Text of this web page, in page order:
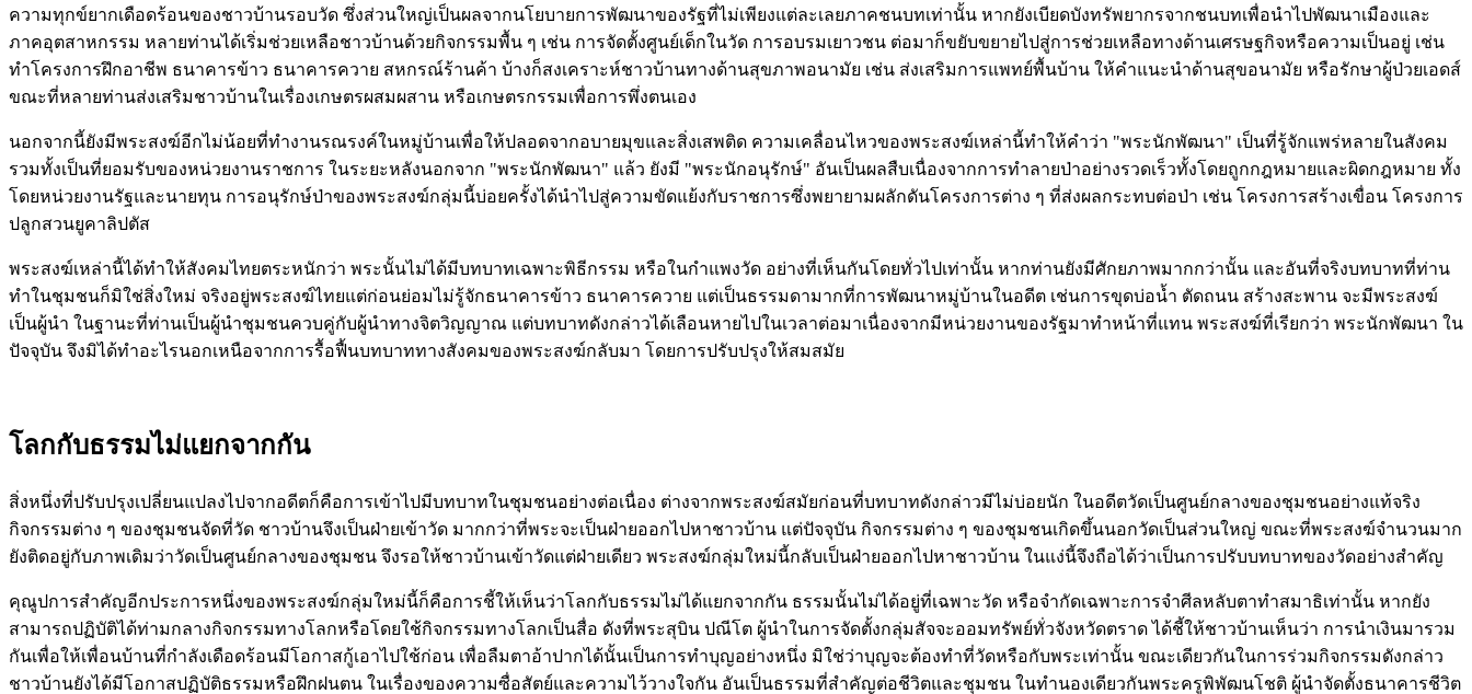
ความทุกข์ยากเดือดร้อนของชาวบ้านรอบวัด ซึ่งส่วนใหญ่เป็นผลจากนโยบายการพัฒนาของรัฐที่ไม่เพียงแต่ละเลยภาคชนบทเท่านั้น หากยังเบียดบังทรัพยากรจากชนบทเพื่อนำไปพัฒนาเมืองและ
ภาคอุตสาหกรรม หลายท่านได้เริ่มช่วยเหลือชาวบ้านด้วยกิจกรรมพื้น ๆ เช่น การจัดตั้งศูนย์เด็กในวัด การอบรมเยาวชน ต่อมาก็ขยับขยายไปสู่การช่วยเหลือทางด้านเศรษฐกิจหรือความเป็นอยู่ เช่น
ทำโครงการฝึกอาชีพ ธนาคารข้าว ธนาคารควาย สหกรณ์ร้านค้า บ้างก็สงเคราะห์ชาวบ้านทางด้านสุขภาพอนามัย เช่น ส่งเสริมการแพทย์พื้นบ้าน ให้คำแนะนำด้านสุขอนามัย หรือรักษาผู้ป่วยเอดส์
ขณะที่หลายท่านส่งเสริมชาวบ้านในเรื่องเกษตรผสมผสาน หรือเกษตรกรรมเพื่อการพึ่งตนเอง
นอกจากนี้ยังมีพระสงฆ์อีกไม่น้อยที่ทำงานรณรงค์ในหมู่บ้านเพื่อให้ปลอดจากอบายมุขและสิ่งเสพติด ความเคลื่อนไหวของพระสงฆ์เหล่านี้ทำให้คำว่า "พระนักพัฒนา" เป็นที่รู้จักแพร่หลายในสังคม
รวมทั้งเป็นที่ยอมรับของหน่วยงานราชการ ในระยะหลังนอกจาก "พระนักพัฒนา" แล้ว ยังมี "พระนักอนุรักษ์" อันเป็นผลสืบเนื่องจากการทำลายป่าอย่างรวดเร็วทั้งโดยถูกกฎหมายและผิดกฎหมาย ทั้ง
โดยหน่วยงานรัฐและนายทุน การอนุรักษ์ป่าของพระสงฆ์กลุ่มนี้บ่อยครั้งได้นำไปสู่ความขัดแย้งกับราชการซึ่งพยายามผลักดันโครงการต่าง ๆ ที่ส่งผลกระทบต่อป่า เช่น โครงการสร้างเขื่อน โครงการ
ปลูกสวนยูคาลิปตัส
พระสงฆ์เหล่านี้ได้ทำให้สังคมไทยตระหนักว่า พระนั้นไม่ได้มีบทบาทเฉพาะพิธีกรรม หรือในกำแพงวัด อย่างที่เห็นกันโดยทั่วไปเท่านั้น หากท่านยังมีศักยภาพมากกว่านั้น และอันที่จริงบทบาทที่ท่าน
ทำในชุมชนก็มิใช่สิ่งใหม่ จริงอยู่พระสงฆ์ไทยแต่ก่อนย่อมไม่รู้จักธนาคารข้าว ธนาคารควาย แต่เป็นธรรมดามากที่การพัฒนาหมู่บ้านในอดีต เช่นการขุดบ่อน้ำ ตัดถนน สร้างสะพาน จะมีพระสงฆ์
เป็นผู้นำ ในฐานะที่ท่านเป็นผู้นำชุมชนควบคู่กับผู้นำทางจิตวิญญาณ แต่บทบาทดังกล่าวได้เลือนหายไปในเวลาต่อมาเนื่องจากมีหน่วยงานของรัฐมาทำหน้าที่แทน พระสงฆ์ที่เรียกว่า พระนักพัฒนา ใน
ปัจจุบัน จึงมิได้ทำอะไรนอกเหนือจากการรื้อฟื้นบทบาททางสังคมของพระสงฆ์กลับมา โดยการปรับปรุงให้สมสมัย
โลกกับธรรมไม่แยกจากกัน
สิ่งหนึ่งที่ปรับปรุงเปลี่ยนแปลงไปจากอดีตก็คือการเข้าไปมีบทบาทในชุมชนอย่างต่อเนื่อง ต่างจากพระสงฆ์สมัยก่อนที่บทบาทดังกล่าวมีไม่บ่อยนัก ในอดีตวัดเป็นศูนย์กลางของชุมชนอย่างแท้จริง
กิจกรรมต่าง ๆ ของชุมชนจัดที่วัด ชาวบ้านจึงเป็นฝ่ายเข้าวัด มากกว่าที่พระจะเป็นฝ่ายออกไปหาชาวบ้าน แต่ปัจจุบัน กิจกรรมต่าง ๆ ของชุมชนเกิดขึ้นนอกวัดเป็นส่วนใหญ่ ขณะที่พระสงฆ์จำนวนมาก
ยังติดอยู่กับภาพเดิมว่าวัดเป็นศูนย์กลางของชุมชน จึงรอให้ชาวบ้านเข้าวัดแต่ฝ่ายเดียว พระสงฆ์กลุ่มใหม่นี้กลับเป็นฝ่ายออกไปหาชาวบ้าน ในแง่นี้จึงถือได้ว่าเป็นการปรับบทบาทของวัดอย่างสำคัญ
คุณูปการสำคัญอีกประการหนึ่งของพระสงฆ์กลุ่มใหม่นี้ก็คือการชี้ให้เห็นว่าโลกกับธรรมไม่ได้แยกจากกัน ธรรมนั้นไม่ได้อยู่ที่เฉพาะวัด หรือจำกัดเฉพาะการจำศีลหลับตาทำสมาธิเท่านั้น หากยัง
สามารถปฏิบัติได้ท่ามกลางกิจกรรมทางโลกหรือโดยใช้กิจกรรมทางโลกเป็นสื่อ ดังที่พระสุบิน ปณีโต ผู้นำในการจัดตั้งกลุ่มสัจจะออมทรัพย์ทั่วจังหวัดตราด ได้ชี้ให้ชาวบ้านเห็นว่า การนำเงินมารวม
กันเพื่อให้เพื่อนบ้านที่กำลังเดือดร้อนมีโอกาสกู้เอาไปใช้ก่อน เพื่อลืมตาอ้าปากได้นั้นเป็นการทำบุญอย่างหนึ่ง มิใช่ว่าบุญจะต้องทำที่วัดหรือกับพระเท่านั้น ขณะเดียวกันในการร่วมกิจกรรมดังกล่าว
ชาวบ้านยังได้มีโอกาสปฏิบัติธรรมหรือฝึกฝนตน ในเรื่องของความซื่อสัตย์และความไว้วางใจกัน อันเป็นธรรมที่สำคัญต่อชีวิตและชุมชน ในทำนองเดียวกันพระครูพิพัฒนโชติ ผู้นำจัดตั้งธนาคารชีวิต